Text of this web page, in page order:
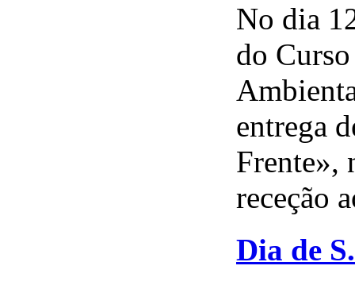
No dia
do
entrega
Frente»,
receção
Dia de